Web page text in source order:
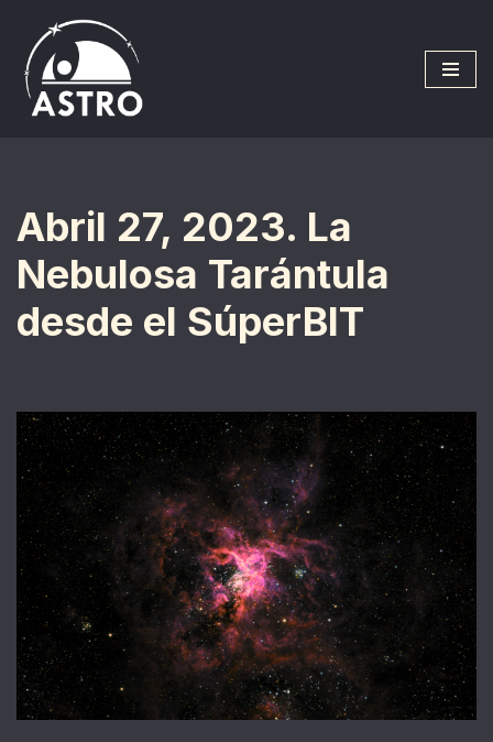
Saltar
al
contenido
Abril 27, 2023. La
Nebulosa Tarántula
desde el SúperBIT